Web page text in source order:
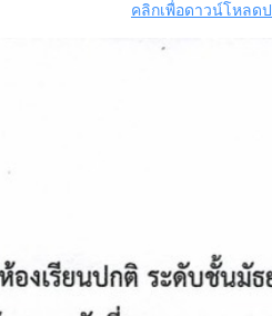
คลิกเพื่อดาวน์โหลด